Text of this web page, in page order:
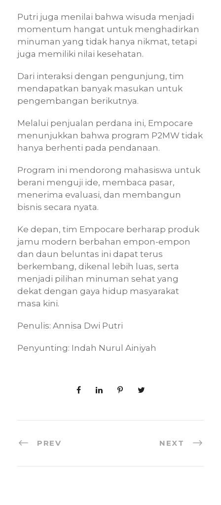
Putri juga menilai bahwa wisuda menjadi
momentum hangat untuk menghadirkan
minuman yang tidak hanya nikmat, tetapi
juga memiliki nilai kesehatan.
Dari interaksi dengan pengunjung, tim
mendapatkan banyak masukan untuk
pengembangan berikutnya.
Melalui penjualan perdana ini, Empocare
menunjukkan bahwa program P2MW tidak
hanya berhenti pada pendanaan.
Program ini mendorong mahasiswa untuk
berani menguji ide, membaca pasar,
menerima evaluasi, dan membangun
bisnis secara nyata.
Ke depan, tim Empocare berharap produk
jamu modern berbahan empon-empon
dan daun beluntas ini dapat terus
berkembang, dikenal lebih luas, serta
menjadi pilihan minuman sehat yang
dekat dengan gaya hidup masyarakat
masa kini.
Penulis: Annisa Dwi Putri
Penyunting: Indah Nurul Ainiyah
PREV NEXT